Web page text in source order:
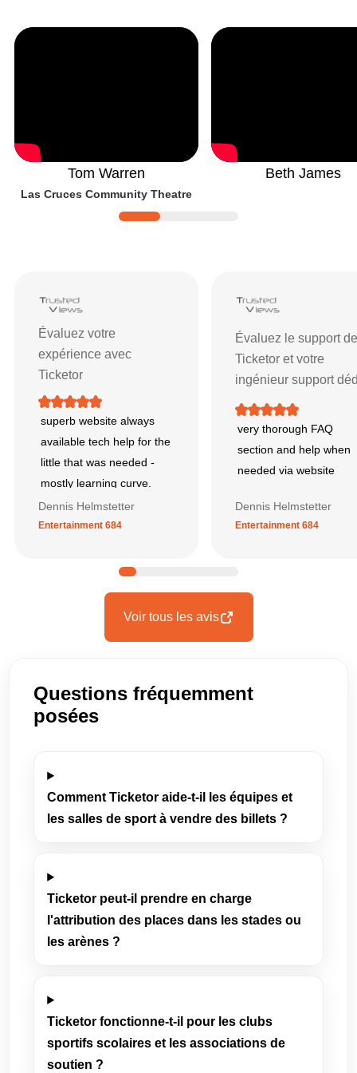
Tom Warren
Las Cruces Community Theatre
Beth James
Évaluez votre
expérience avec
Ticketor
superb website always
available tech help for the
little that was needed -
mostly learning curve.
Dennis Helmstetter
Entertainment 684
Évaluez le support de
Ticketor et votre
ingénieur support
very thorough FAQ
section and help when
needed via website
Dennis Helmstetter
Entertainment 684
Voir tous les avis
Questions fréquemment
posées
Comment Ticketor aide-t-il les équipes et
les salles de sport à vendre des billets ?
Ticketor peut-il prendre en charge
l'attribution des places dans les stades ou
les arènes ?
Ticketor fonctionne-t-il pour les clubs
sportifs scolaires et les associations de
soutien ?